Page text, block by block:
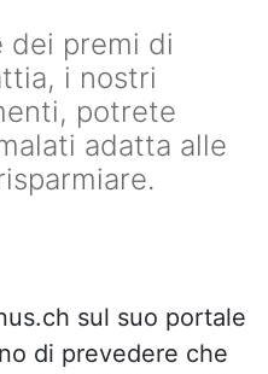
dei premi di
i nostri
potrete
adatta alle
sul suo portale
di prevedere che